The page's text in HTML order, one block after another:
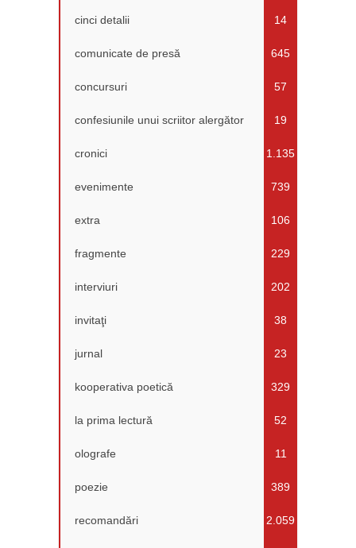
cinci detalii 14
comunicate de presă 645
concursuri 57
confesiunile unui scriitor alergător 19
cronici 1.135
evenimente 739
extra 106
fragmente 229
interviuri 202
invitaţi 38
jurnal 23
kooperativa poetică 329
la prima lectură 52
olografe 11
poezie 389
recomandări 2.059